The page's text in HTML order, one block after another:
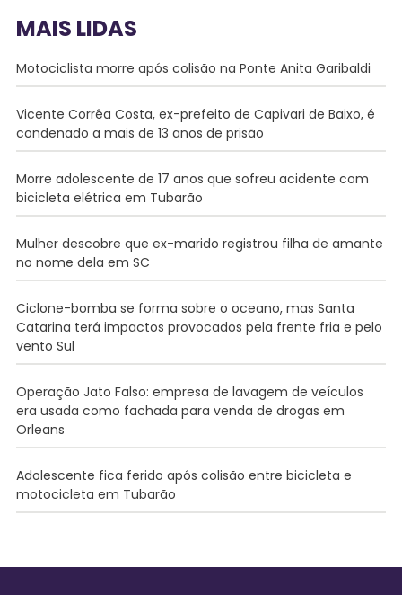
MAIS LIDAS
Motociclista morre após colisão na Ponte Anita Garibaldi
Vicente Corrêa Costa, ex-prefeito de Capivari de Baixo, é
condenado a mais de 13 anos de prisão
Morre adolescente de 17 anos que sofreu acidente com
bicicleta elétrica em Tubarão
Mulher descobre que ex-marido registrou filha de amante
no nome dela em SC
Ciclone-bomba se forma sobre o oceano, mas Santa
Catarina terá impactos provocados pela frente fria e pelo
vento Sul
Operação Jato Falso: empresa de lavagem de veículos
era usada como fachada para venda de drogas em
Orleans
Adolescente fica ferido após colisão entre bicicleta e
motocicleta em Tubarão